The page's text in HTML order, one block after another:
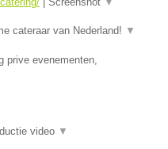
cateraar van Nederland! ▼
prive evenementen,
video ▼